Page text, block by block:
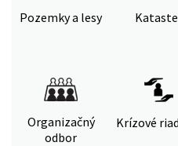
Pozemky a lesy
Organizačný
odbor
Krízové